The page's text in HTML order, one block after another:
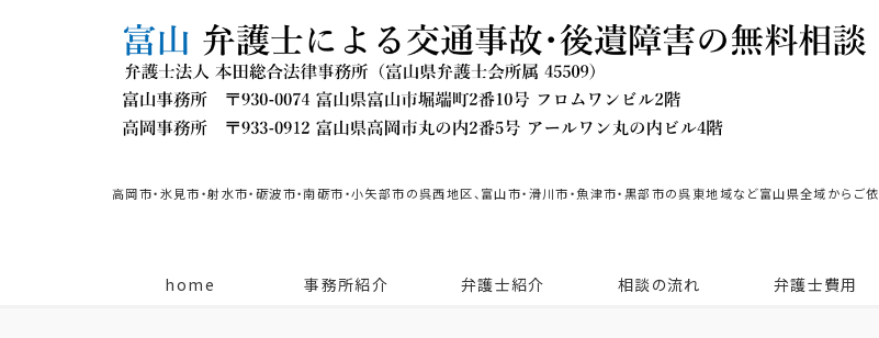
高岡市・氷見市・射水市・砺波市・南砺市・小矢部市の呉西地区、富山市・滑川市・魚津市・黒部市の呉東地域など富山県全域からご
home 事務所紹介 弁護士紹介 相談の流れ 弁護士費用